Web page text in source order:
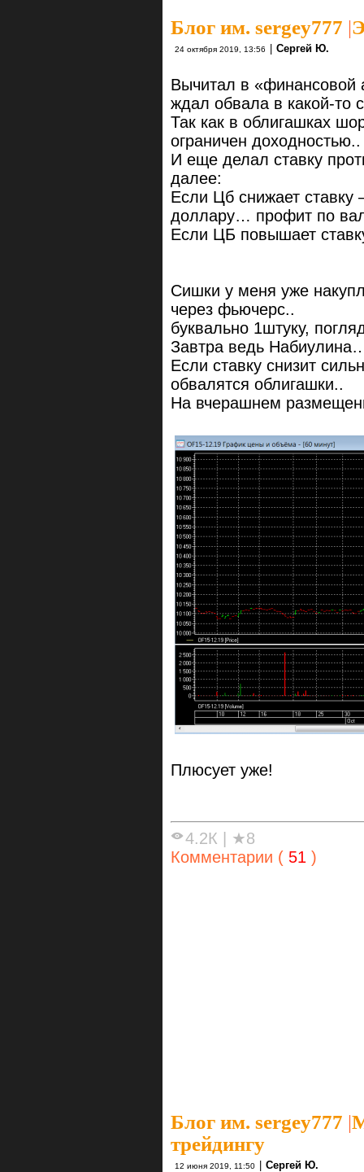
Блог им. sergey777 |
24 октября 2019, 13:56 Сергей Ю.
Вычитал в «финансовой
ждал обвала в какой-то
Так как в облигашках
ограничен доходностью..
И еще делал ставку
далее:
Если Цб снижает
доллару… профит по
Если ЦБ повышает
Сишки у меня уже
через фьючерс..
буквально 1штуку,
Завтра ведь
Если ставку снизит
обвалятся облигашки..
На вчерашнем
Плюсует уже!
4.2К | ★8
Комментарии ( 51 )
Блог им. sergey777 |
трейдингу
12 июня 2019, 11:50 | Сергей Ю.